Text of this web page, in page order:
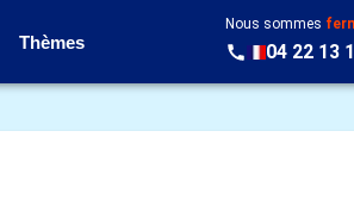
Thèmes
Nous sommes
04 22 13